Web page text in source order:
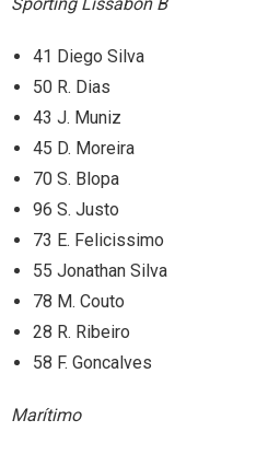
41 Diego Silva
50 R. Dias
43 J. Muniz
45 D. Moreira
70 S. Blopa
96 S. Justo
73 E. Felicissimo
55 Jonathan Silva
78 M. Couto
28 R. Ribeiro
58 F. Goncalves
Marítimo